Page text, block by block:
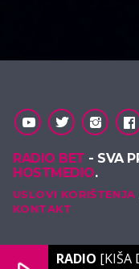
RADIO BET - SVA
HOSTMEDIO.
USLOVI KORIŠTENJA
KONTAKT
RADIO [KIŠA